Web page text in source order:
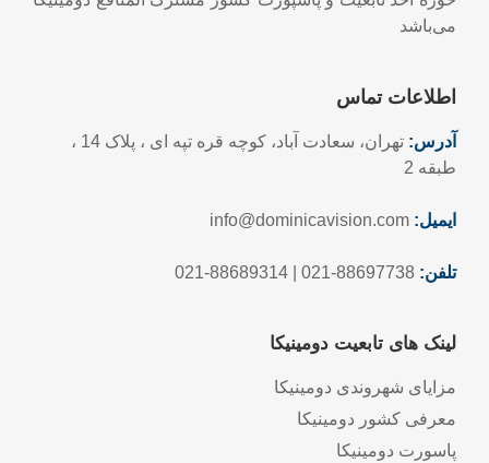
می‌باشد
اطلاعات تماس
آدرس:
تهران، سعادت آباد، کوچه قره تپه ای ، پلاک 14 ،
طبقه 2
ایمیل:
تلفن:
لینک های تابعیت دومینیکا
مزایای شهروندی دومینیکا
معرفی کشور دومینیکا
پاسورت دومینیکا